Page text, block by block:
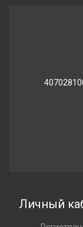
Личный